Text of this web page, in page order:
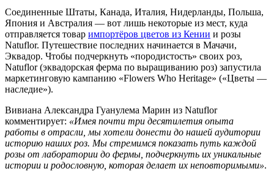
Соединенные Штаты, Канада, Италия, Нидерланды, Польша,
Япония и Австралия — вот лишь некоторые из мест, куда
отправляется товар импортёров цветов из Кении и розы
Natuflor. Путешествие последних начинается в Мачачи,
Эквадор. Чтобы подчеркнуть «породистость» своих роз,
Natuflor (эквадорская ферма по выращиванию роз) запустила
маркетинговую кампанию «Flowers Who Heritage» («Цветы —
наследие»).
Вивиана Александра Гуанулема Марин из Natuflor
комментирует: «Имея почти три десятилетия опыта
работы в отрасли, мы хотели донести до нашей аудитории
историю наших роз. Мы стремимся показать путь каждой
розы от лаборатории до фермы, подчеркнуть их уникальные
истории и родословную, которая делает их неповторимыми».